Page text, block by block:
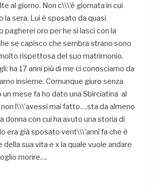
al giorno. Non c\\\’è giornata in cui
la sera. Lui è sposato da quasi
pagherei oro per he si lasci con la
se capisco che sembra strano sono
rispettosa del suo matrimonio.
ha 17 anni più di me ci conosciamo da
insieme. Comunque giuro senza
mese fa ho dato una Sbirciatina al
l\\\’avessi mai fatto….sta da almeno
donna con cui ha avuto una storia di
era già sposato vent\\\’anni fa che è
della sua vita e x la quale vuole andare
morire….